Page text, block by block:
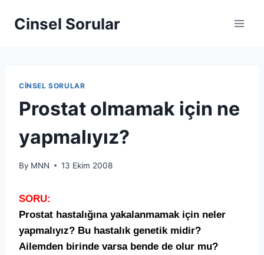
Cinsel Sorular
CINSEL SORULAR
Prostat olmamak için ne
yapmalıyız?
By MNN 13 Ekim 2008
SORU:
Prostat hastalığına yakalanmamak için neler
yapmalıyız? Bu hastalık genetik midir?
Ailemden birinde varsa bende de olur mu?